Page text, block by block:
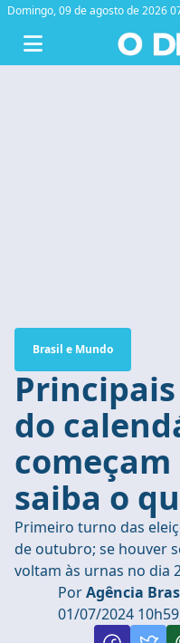
Domingo,09 de agosto de 2026
Brasil e Mundo
do
saiba o
Primeiro turno das
de outubro; se houver
voltam às urnas no dia
PorAgência
01/07/2024